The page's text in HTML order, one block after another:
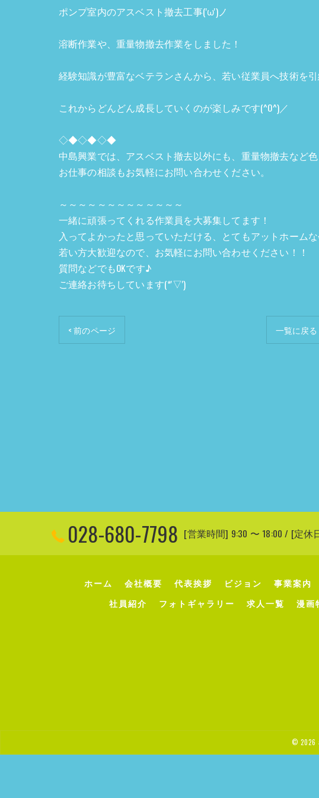
ポンプ室内のアスベスト撤去工事('ω')ノ
溶断作業や、重量物撤去作業をしました！
経験知識が豊富なベテランさんから、若い従業員へ技術を
これからどんどん成長していくのが楽しみです(^O^)／
◇◆◇◆◇◆
中島興業では、アスベスト撤去以外にも、重量物撤去など色
お仕事の相談もお気軽にお問い合わせください。
～～～～～～～～～～～～～
一緒に頑張ってくれる作業員を大募集してます！
入ってよかったと思っていただける、とてもアットホーム
若い方大歓迎なので、お気軽にお問い合わせください！！
質問などでもOKです♪
ご連絡お待ちしています(*'▽')
< 前のページ 一覧に戻る
028-680-7798 [営業時間] 9:30 〜 18:00 / [定
ホーム 会社概要 代表挨拶 ビジョン 事業案内
社員紹介
フォトギャラリー 求人一覧 漫画
© 2026